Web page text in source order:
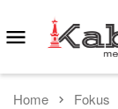
to
content
Mobile
Menu
Home Fokus